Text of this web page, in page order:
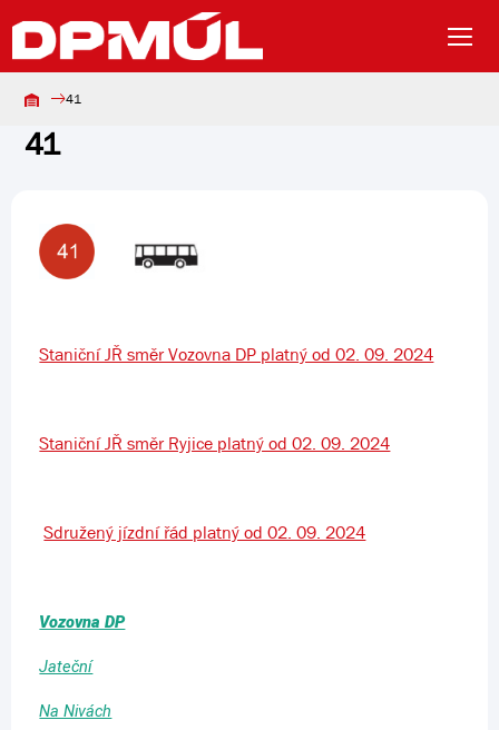
41
41
Staniční JŘ směr Vozovna DP platný od 02. 09. 2024
Staniční JŘ směr Ryjice platný od 02. 09. 2024
Sdružený jízdní řád platný od 02. 09. 2024
Vozovna DP
Jateční
Na Nivách